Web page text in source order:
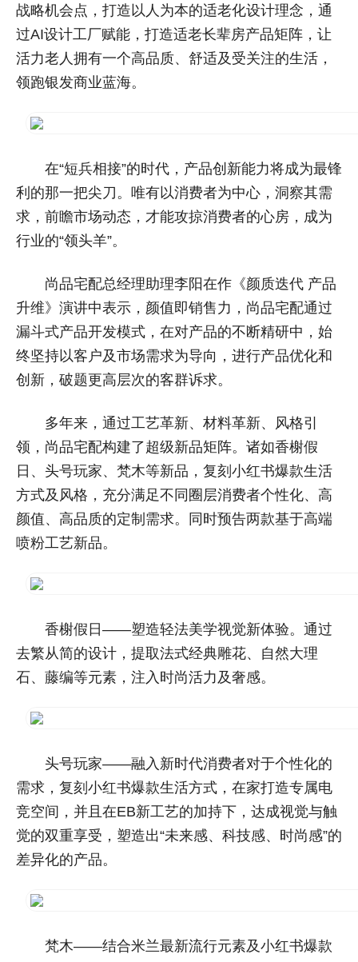
战略机会点，打造以人为本的适老化设计理念，通
过AI设计工厂赋能，打造适老长辈房产品矩阵，让
活力老人拥有一个高品质、舒适及受关注的生活，
领跑银发商业蓝海。
在“短兵相接”的时代，产品创新能力将成为最锋
利的那一把尖刀。唯有以消费者为中心，洞察其需
求，前瞻市场动态，才能攻掠消费者的心房，成为
行业的“领头羊”。
尚品宅配总经理助理李阳在作《颜质迭代 产品
升维》演讲中表示，颜值即销售力，尚品宅配通过
漏斗式产品开发模式，在对产品的不断精研中，始
终坚持以客户及市场需求为导向，进行产品优化和
创新，破题更高层次的客群诉求。
多年来，通过工艺革新、材料革新、风格引
领，尚品宅配构建了超级新品矩阵。诸如香榭假
日、头号玩家、梵木等新品，复刻小红书爆款生活
方式及风格，充分满足不同圈层消费者个性化、高
颜值、高品质的定制需求。同时预告两款基于高端
喷粉工艺新品。
香榭假日——塑造轻法美学视觉新体验。通过
去繁从简的设计，提取法式经典雕花、自然大理
石、藤编等元素，注入时尚活力及奢感。
头号玩家——融入新时代消费者对于个性化的
需求，复刻小红书爆款生活方式，在家打造专属电
竞空间，并且在EB新工艺的加持下，达成视觉与触
觉的双重享受，塑造出“未来感、科技感、时尚感”的
差异化的产品。
梵木——结合米兰最新流行元素及小红书爆款